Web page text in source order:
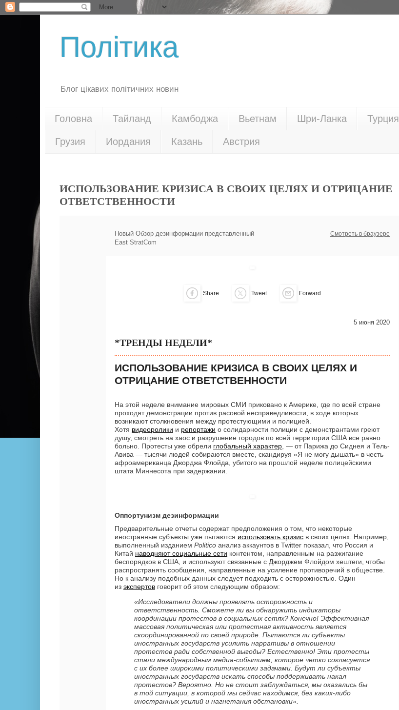
Політика
Блог цікавих політичних новин
Головна Тайланд Камбоджа Вьетнам Шри-Ланка Турция
Грузия Иордания Казань Австрия
ИСПОЛЬЗОВАНИЕ КРИЗИСА В СВОИХ ЦЕЛЯХ И ОТРИЦАНИЕ
ОТВЕТСТВЕННОСТИ
Новый Обзор дезинформации представленный
East StratCom
Смотреть в браузере
Share Tweet Forward
5 июня 2020
*ТРЕНДЫ НЕДЕЛИ*
ИСПОЛЬЗОВАНИЕ КРИЗИСА В СВОИХ ЦЕЛЯХ И
ОТРИЦАНИЕ ОТВЕТСТВЕННОСТИ
На этой неделе внимание мировых СМИ приковано к Америке, где по всей стране
проходят демонстрации против расовой несправедливости, в ходе которых
возникают столкновения между протестующими и полицией.
Хотя видеоролики и репортажи о солидарности полиции с демонстрантами греют
душу, смотреть на хаос и разрушение городов по всей территории США все равно
больно. Протесты уже обрели глобальный характер , — от Парижа до Сиднея и Тель-
Авива — тысячи людей собираются вместе, скандируя «Я не могу дышать» в честь
афроамериканца Джорджа Флойда, убитого на прошлой неделе полицейскими
штата Миннесота при задержании.
Оппортунизм дезинформации
Предварительные отчеты содержат предположения о том, что некоторые
иностранные субъекты уже пытаются использовать кризис в своих целях. Например,
выполненный изданием Politico анализ аккаунтов в Twitter показал, что Россия и
Китай наводняют социальные сети контентом, направленным на разжигание
беспорядков в США, и используют связанные с Джорджем Флойдом хештеги, чтобы
распространять сообщения, направленные на усиление противоречий в обществе.
Но к анализу подобных данных следует подходить с осторожностью. Один
из экспертов говорит об этом следующим образом:
«Исследователи должны проявлять осторожность и
ответственность. Сможете ли вы обнаружить индикаторы
координации протестов в социальных сетях? Конечно! Эффективная
массовая политическая или протестная активность является
скоординированной по своей природе. Пытаются ли субъекты
иностранных государств усилить нарративы в отношении
протестов ради собственной выгоды? Естественно! Эти протесты
стали международным медиа-событием, которое четко согласуется
с их более широкими политическими задачами. Будут ли субъекты
иностранных государств искать способы поддерживать накал
протестов? Вероятно. Но не стоит заблуждаться, мы оказались бы
в той ситуации, в которой мы сейчас находимся, без каких-либо
иностранных усилий и нагнетания обстановки».